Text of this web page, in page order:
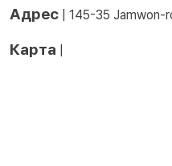
Адрес | 145-35 Jamwon-
Карта